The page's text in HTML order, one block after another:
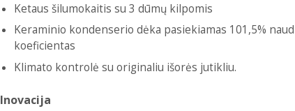
Ketaus šilumokaitis su 3 dūmų kilpomis
Keraminio kondenserio dėka pasiekiamas 101,5%
koeficientas
Klimato kontrolė su originaliu išorės jutikliu.
Inovacija